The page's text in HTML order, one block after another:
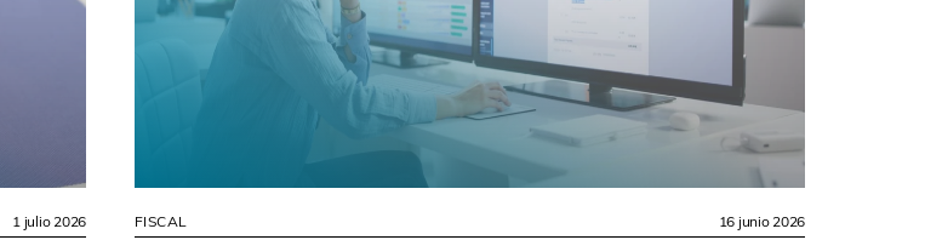
1 julio 2026 FISCAL 16 junio 2026